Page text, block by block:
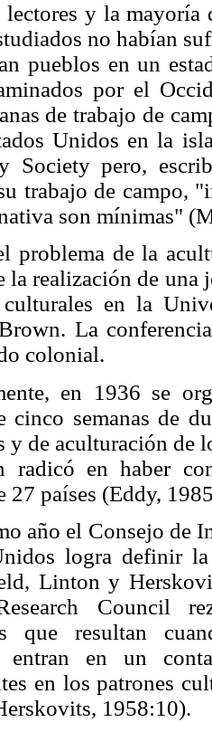
lectores y la mayoría
no habían
pueblos en un
por el
de trabajo de
Unidos en la
Society pero,
trabajo de campo,
son mínimas"
problema de la
la realización de una
culturales en la
La
colonial.
en 1936 se
cinco semanas de
y de aculturación de
radicó en haber
27 países (Eddy,
año el Consejo de
logra definir
Linton y
Council
que resultan
entran en un
en los patrones
1958:10).